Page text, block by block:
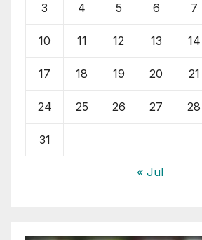
3 4 5 6 7
10 11 12 13 14
17 18 19 20 21
24 25 26 27 28
31
« Jul